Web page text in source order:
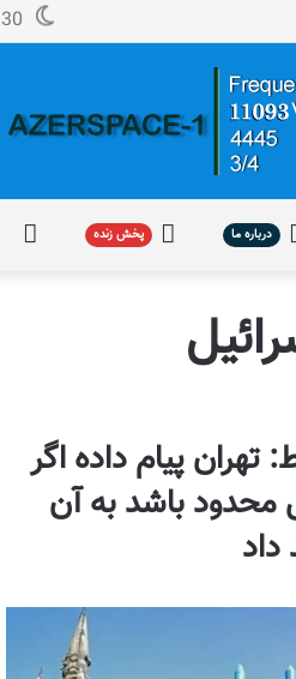
30
درباره
درباره ما پخش
پخش زنده
تهران پیام داده اگر
محدود باشد به آن